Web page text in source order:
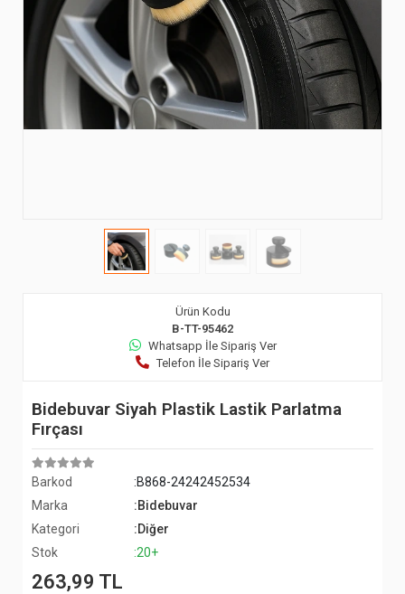
Ürün Kodu
B-TT-95462
Whatsapp İle Sipariş Ver
Telefon İle Sipariş Ver
Bidebuvar Siyah Plastik Lastik Parlatma
Fırçası
Barkod
:B868-24242452534
Marka
:Bidebuvar
Kategori
:Diğer
Stok
:20+
263,99 TL